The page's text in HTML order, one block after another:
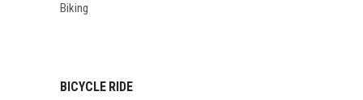
Biking
BICYCLE RIDE